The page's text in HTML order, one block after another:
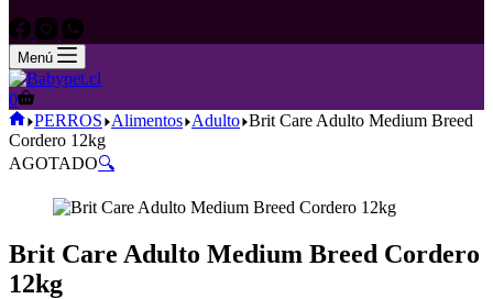
Menú
Carro
de
compra
0
Inicio
PERROS Alimentos Adulto Brit Care Adulto Medium Breed
Cordero 12kg
AGOTADO🔍
Brit Care Adulto Medium Breed Cordero
12kg